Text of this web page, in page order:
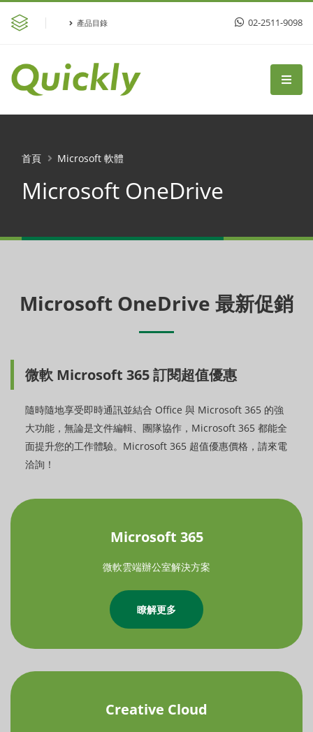
產品目錄 02-2511-9098
Microsoft OneDrive
首頁 Microsoft 軟體
Microsoft OneDrive 最新促銷
微軟 Microsoft 365 訂閱超值優惠
隨時隨地享受即時通訊並結合 Office 與 Microsoft 365 的強
大功能，無論是文件編輯、團隊協作，Microsoft 365 都能全
面提升您的工作體驗。Microsoft 365 超值優惠價格，請來電
洽詢！
Microsoft 365
微軟雲端辦公室解決方案
瞭解更多
Creative Cloud